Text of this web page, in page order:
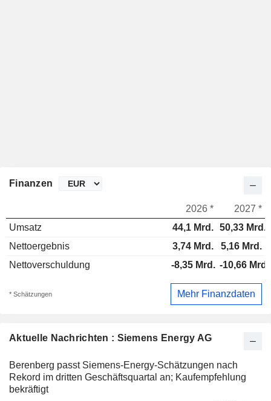
Aktuelle Nachrichten : Siemens Energy AG
Berenberg passt Siemens-Energy-Schätzungen nach
Rekord im dritten Geschäftsquartal an; Kaufempfehlung
bekräftigt
Finanzen
2026 *
2027 *
Umsatz
44,1 Mrd. 50,33 Mrd.
Nettoergebnis
3,74 Mrd.
5,16 Mrd.
Nettoverschuldung
-8,35 Mrd. -10,66 Mrd.
* Schätzungen Mehr Finanzdaten